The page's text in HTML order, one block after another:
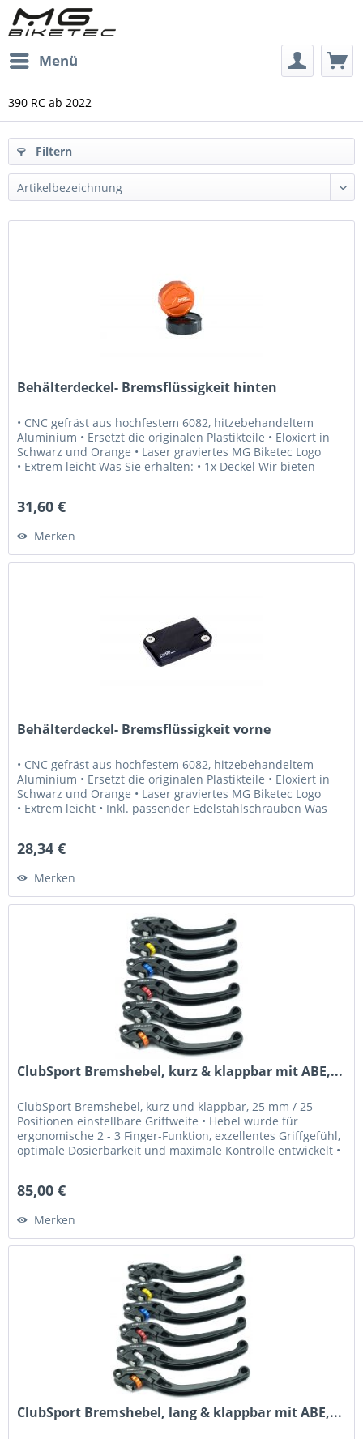
Menü
390 RC ab 2022
Filtern
Behälterdeckel- Bremsflüssigkeit hinten
• CNC gefräst aus hochfestem 6082, hitzebehandeltem
Aluminium • Ersetzt die originalen Plastikteile • Eloxiert in
Schwarz und Orange • Laser graviertes MG Biketec Logo
• Extrem leicht Was Sie erhalten: • 1x Deckel Wir bieten
31,60 €
Merken
Behälterdeckel- Bremsflüssigkeit vorne
• CNC gefräst aus hochfestem 6082, hitzebehandeltem
Aluminium • Ersetzt die originalen Plastikteile • Eloxiert in
Schwarz und Orange • Laser graviertes MG Biketec Logo
• Extrem leicht • Inkl. passender Edelstahlschrauben Was
28,34 €
Merken
ClubSport Bremshebel, kurz & klappbar mit ABE,...
ClubSport Bremshebel, kurz und klappbar, 25 mm / 25
Positionen einstellbare Griffweite • Hebel wurde für
ergonomische 2 - 3 Finger-Funktion, exzellentes Griffgefühl,
optimale Dosierbarkeit und maximale Kontrolle entwickelt •
85,00 €
Merken
ClubSport Bremshebel, lang & klappbar mit ABE,...